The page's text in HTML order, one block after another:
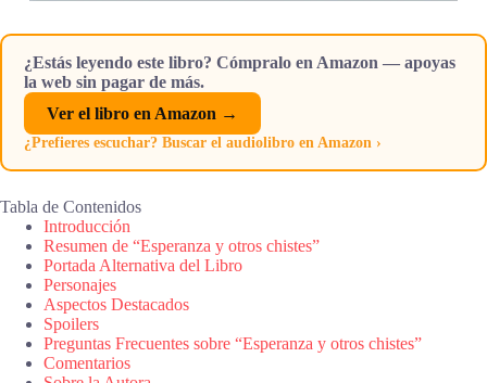
¿Estás leyendo este libro? Cómpralo en Amazon — apoyas
la web sin pagar de más.
Ver el libro en Amazon →
¿Prefieres escuchar? Buscar el audiolibro en Amazon ›
Tabla de Contenidos
Introducción
Resumen de “Esperanza y otros chistes”
Portada Alternativa del Libro
Personajes
Aspectos Destacados
Spoilers
Preguntas Frecuentes sobre “Esperanza y otros chistes”
Comentarios